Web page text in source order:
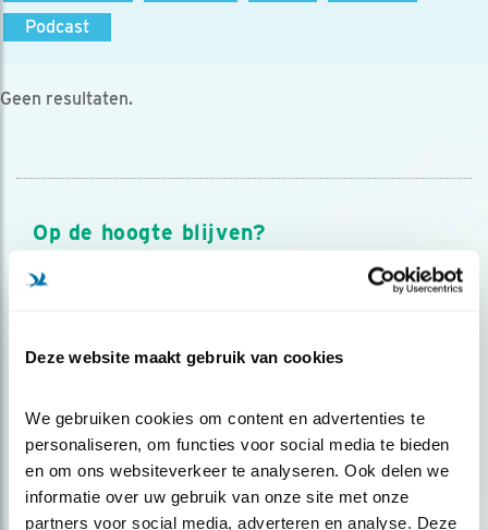
Deze website maakt gebruik van cookies
We gebruiken cookies om content en advertenties te
personaliseren, om functies voor social media te bieden
en om ons websiteverkeer te analyseren. Ook delen we
informatie over uw gebruik van onze site met onze
partners voor social media, adverteren en analyse. Deze
Podcast
Geen resultaten.
Op de hoogte blijven?
Meld je aan en ontvang nieuws, inspiratie, acties en tips
over vogels en activiteiten van Vogelbescherming.